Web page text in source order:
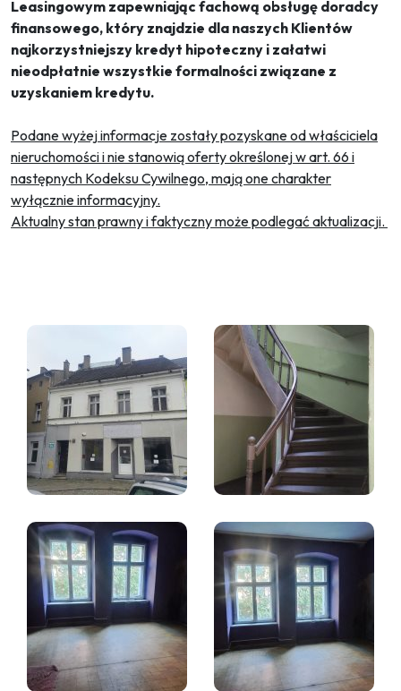
Leasingowym zapewniając fachową obsługę doradcy
finansowego, który znajdzie dla naszych Klientów
najkorzystniejszy kredyt hipoteczny i załatwi
nieodpłatnie wszystkie formalności związane z
uzyskaniem kredytu.
Podane wyżej informacje zostały pozyskane od właściciela
nieruchomości i nie stanowią oferty określonej w art. 66 i
następnych Kodeksu Cywilnego, mają one charakter
wyłącznie informacyjny.
Aktualny stan prawny i faktyczny może podlegać aktualizacji.